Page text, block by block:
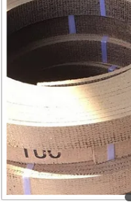
PRIVACY
POLICY